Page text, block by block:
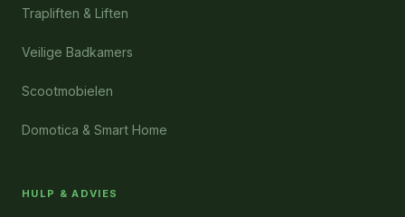
Trapliften & Liften
Veilige Badkamers
Scootmobielen
Domotica & Smart Home
HULP & ADVIES